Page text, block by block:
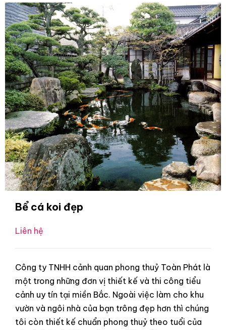
Bể cá koi đẹp
Liên hệ
Công ty TNHH cảnh quan phong thuỷ Toàn Phát là
một trong những đơn vị thiết kế và thi công tiểu
cảnh uy tín tại miền Bắc. Ngoài việc làm cho khu
vườn và ngôi nhà của bạn trông đẹp hơn thì chúng
tôi còn thiết kế chuẩn phong thuỷ theo tuổi của